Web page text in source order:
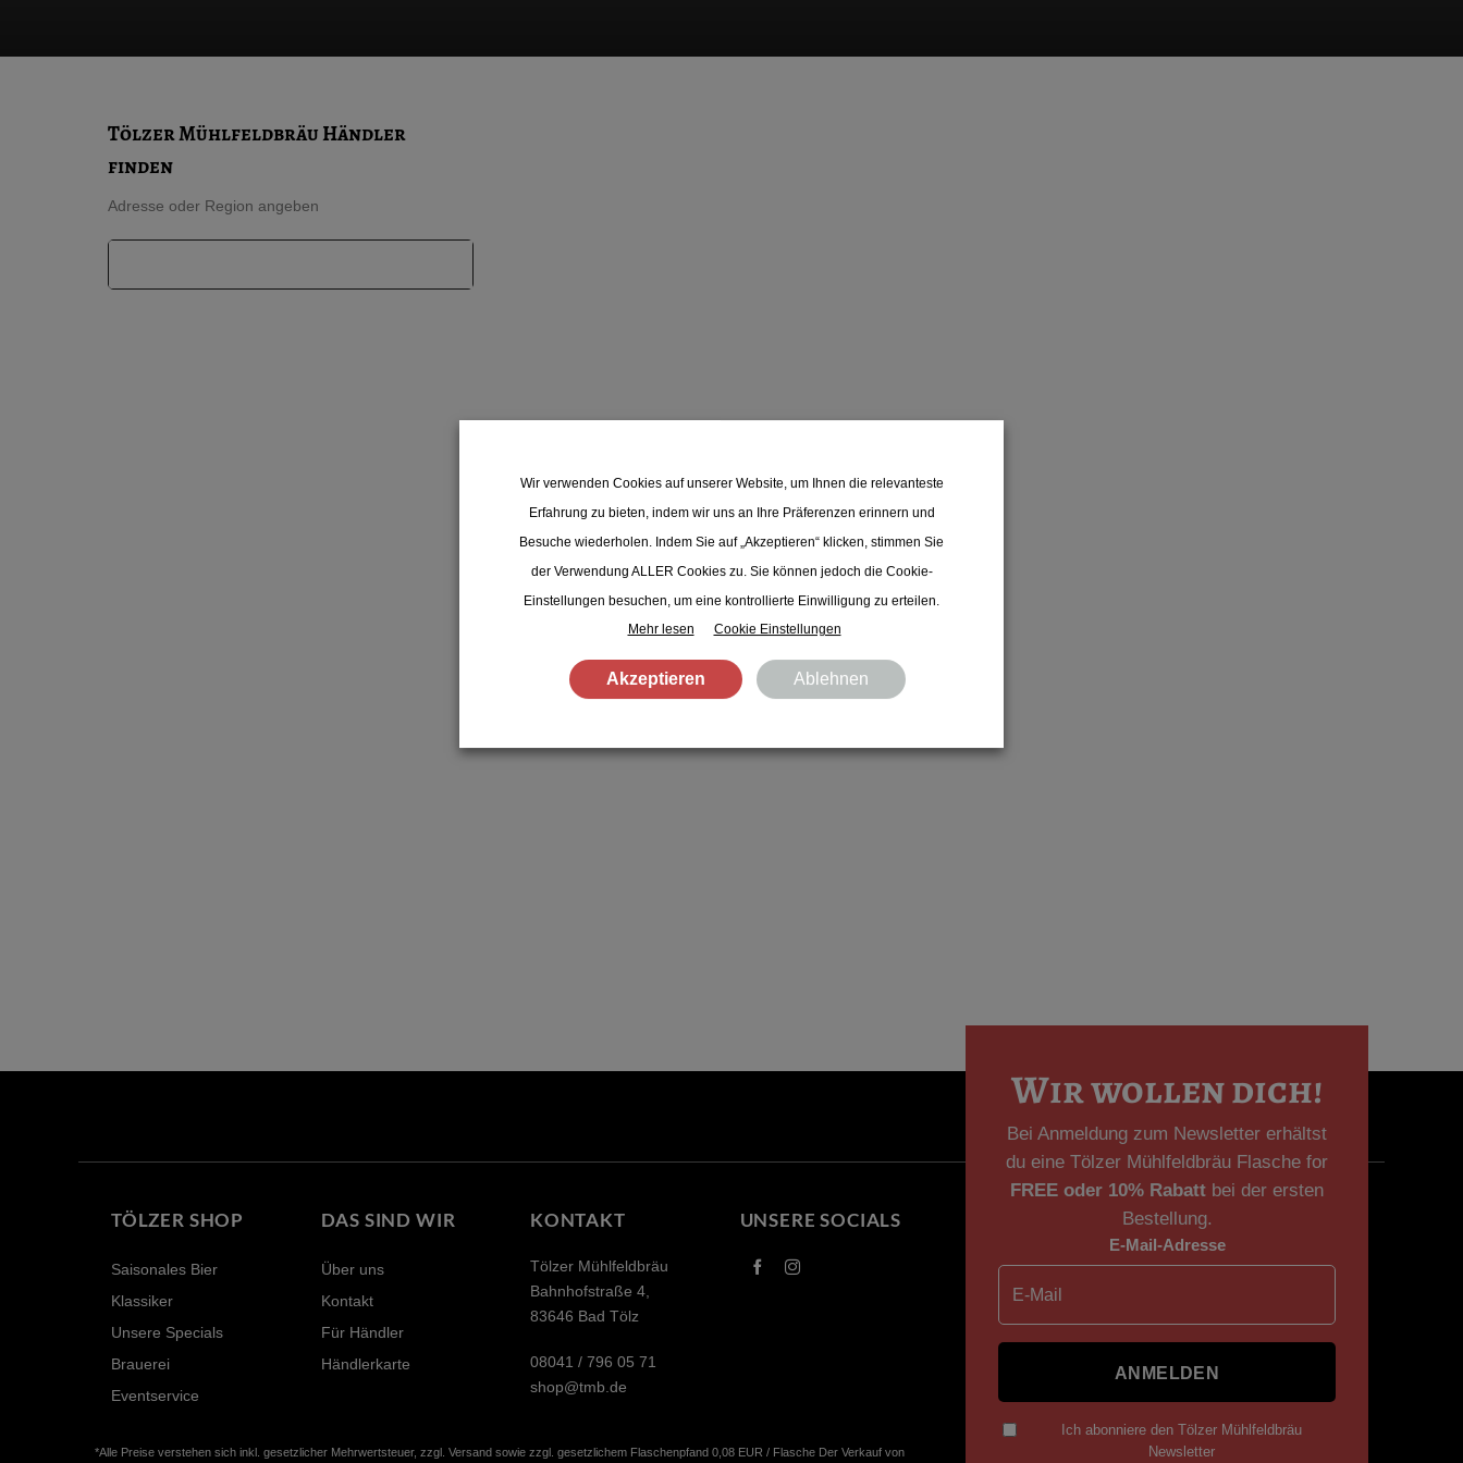
Tölzer Mühlfeldbräu Händler
finden
Adresse oder Region angeben
Wir wollen dich!
Bei Anmeldung zum Newsletter erhältst
du eine Tölzer Mühlfeldbräu Flasche for
FREE oder 10% Rabatt bei der ersten
Bestellung.
E-Mail-Adresse
ANMELDEN
Ich abonniere den Tölzer Mühlfeldbräu
Newsletter
TÖLZER SHOP
Saisonales Bier
Klassiker
Unsere Specials
Brauerei
Eventservice
DAS SIND WIR
Über uns
Kontakt
Für Händler
Händlerkarte
KONTAKT
Tölzer Mühlfeldbräu
Bahnhofstraße 4,
83646 Bad Tölz
08041 / 796 05 71​
shop@tmb.de
UNSERE SOCIALS
*Alle Preise verstehen sich inkl. gesetzlicher Mehrwertsteuer, zzgl. Versand sowie zzgl. gesetzlichem Flaschenpfand 0,08 EUR / Flasche Der Verkauf von
Wir verwenden Cookies auf unserer Website, um Ihnen die relevanteste
Erfahrung zu bieten, indem wir uns an Ihre Präferenzen erinnern und
Besuche wiederholen. Indem Sie auf „Akzeptieren“ klicken, stimmen Sie
der Verwendung ALLER Cookies zu. Sie können jedoch die Cookie-
Einstellungen besuchen, um eine kontrollierte Einwilligung zu erteilen.
Mehr lesen
Cookie Einstellungen
Akzeptieren Ablehnen